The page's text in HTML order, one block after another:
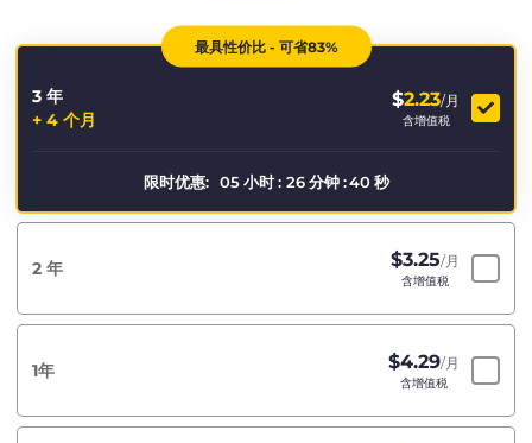
最具性价比 - 可省83%
3 年
+ 4 个月
$2.23/月
含增值税
限时优惠: 05 小时 : 26 分钟 : 39 秒
2 年 $3.25/月
含增值税
1年 $4.29/月
含增值税